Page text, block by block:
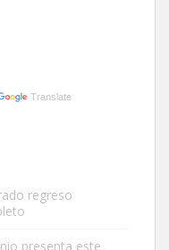
menos de un mes,
Translate
regreso
presenta este